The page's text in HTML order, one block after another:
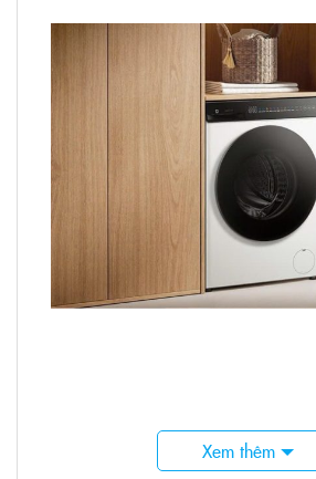
Ưu điểm của máy giặt sấy
Xem thêm